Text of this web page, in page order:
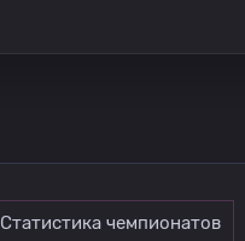
Статистика чемпионатов